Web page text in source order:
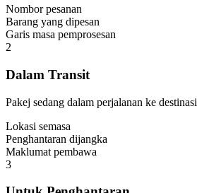
Nombor pesanan
Barang yang dipesan
Garis masa pemprosesan
2
Dalam Transit
Pakej sedang dalam perjalanan ke destinasi
Lokasi semasa
Penghantaran dijangka
Maklumat pembawa
3